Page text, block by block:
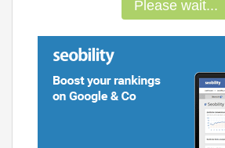
Please wait...